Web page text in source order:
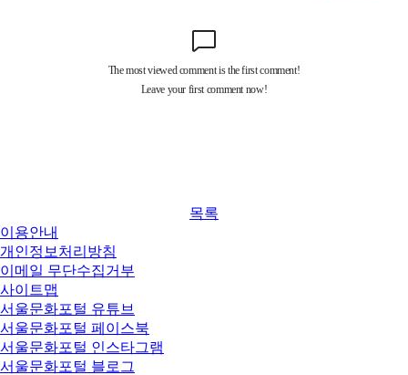
목록
이용안내
개인정보처리방침
이메일 무단수집거부
사이트맵
서울문화포털 유튜브
서울문화포털 페이스북
서울문화포털 인스타그램
서울문화포털 블로그